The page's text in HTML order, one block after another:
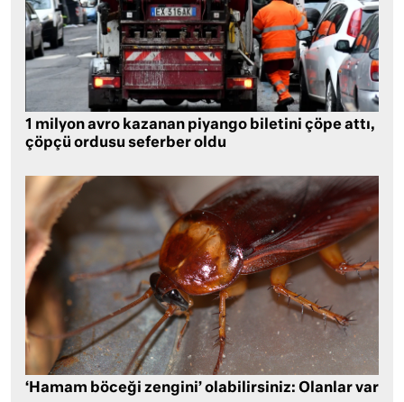
1 milyon avro kazanan piyango biletini çöpe attı,
çöpçü ordusu seferber oldu
‘Hamam böceği zengini’ olabilirsiniz: Olanlar var